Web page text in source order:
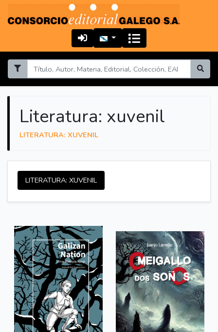
Literatura: xuvenil
LITERATURA: XUVENIL
LITERATURA: XUVENIL